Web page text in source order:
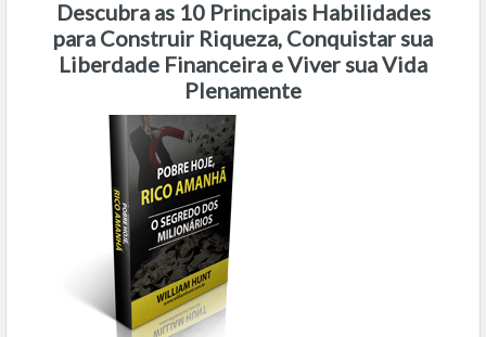
Descubra as 10 Principais Habilidades
para Construir Riqueza, Conquistar sua
Liberdade Financeira e Viver sua Vida
Plenamente